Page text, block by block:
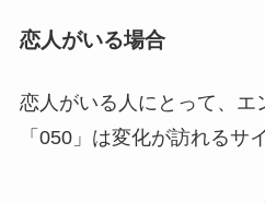
恋人がいる場合
恋人がいる人にとって、エ
「050」は変化が訪れるサ